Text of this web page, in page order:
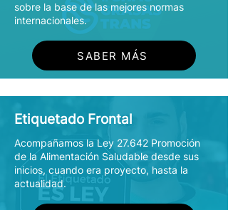
Comunicación Educación
sobre la base de las mejores normas
internacionales.
SABER MÁS
Etiquetado Frontal
Acompañamos la Ley 27.642 Promoción
de la Alimentación Saludable desde sus
inicios, cuando era proyecto, hasta la
actualidad.